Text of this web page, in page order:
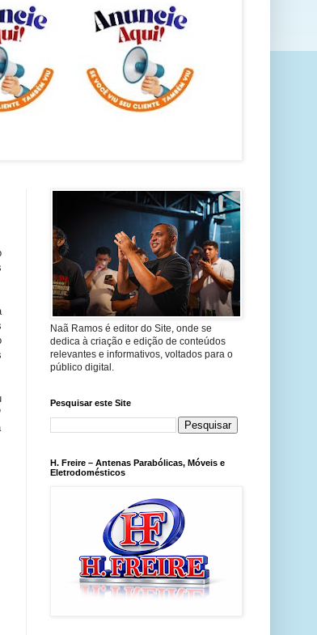
Naã Ramos é editor do Site, onde se
dedica à criação e edição de conteúdos
relevantes e informativos, voltados para o
público digital.
Pesquisar este Site
H. Freire – Antenas Parabólicas, Móveis e
Eletrodomésticos